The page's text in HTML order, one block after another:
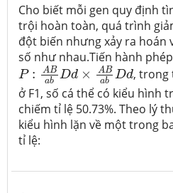
Cho biết mỗi gen quy định
trội hoàn toàn, quá trình
đột biến nhưng xảy ra hoán
số như nhau.Tiến hành
P : AB
ab Dd × AB
ab Dd
P:ABabDd×ABabDd
, trong
ở F1, số cá thể có kiểu hình
chiếm tỉ lệ 50.73%. Theo lý
kiểu hình lặn về một trong
tỉ lệ: